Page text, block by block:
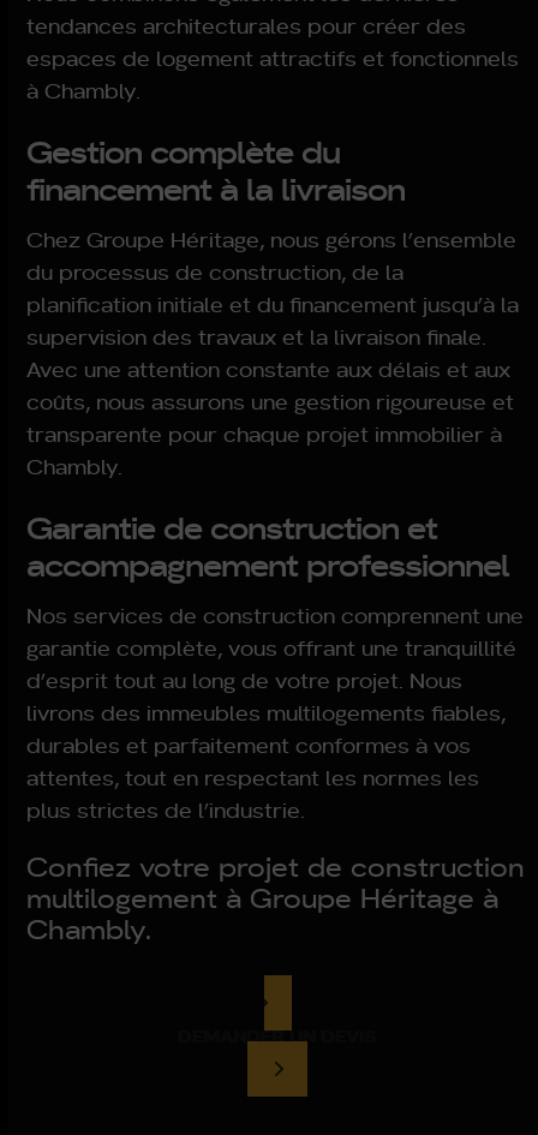
tendances architecturales pour créer des
espaces de logement attractifs et fonctionnels
à Chambly.
Gestion complète du
financement à la livraison
Chez Groupe Héritage, nous gérons l’ensemble
du processus de construction, de la
planification initiale et du financement jusqu’à la
supervision des travaux et la livraison finale.
Avec une attention constante aux délais et aux
coûts, nous assurons une gestion rigoureuse et
transparente pour chaque projet immobilier à
Chambly.
Garantie de construction et
accompagnement professionnel
Nos services de construction comprennent une
garantie complète, vous offrant une tranquillité
d’esprit tout au long de votre projet. Nous
livrons des immeubles multilogements fiables,
durables et parfaitement conformes à vos
attentes, tout en respectant les normes les
plus strictes de l’industrie.
Confiez votre projet de construction
multilogement à Groupe Héritage à
Chambly.
DEMANDER UN DEVIS